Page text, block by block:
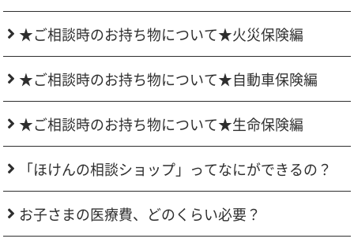
★ご相談時のお持ち物について★火災保険編
★ご相談時のお持ち物について★自動車保険編
★ご相談時のお持ち物について★生命保険編
「ほけんの相談ショップ」ってなにができるの？
お子さまの医療費、どのくらい必要？